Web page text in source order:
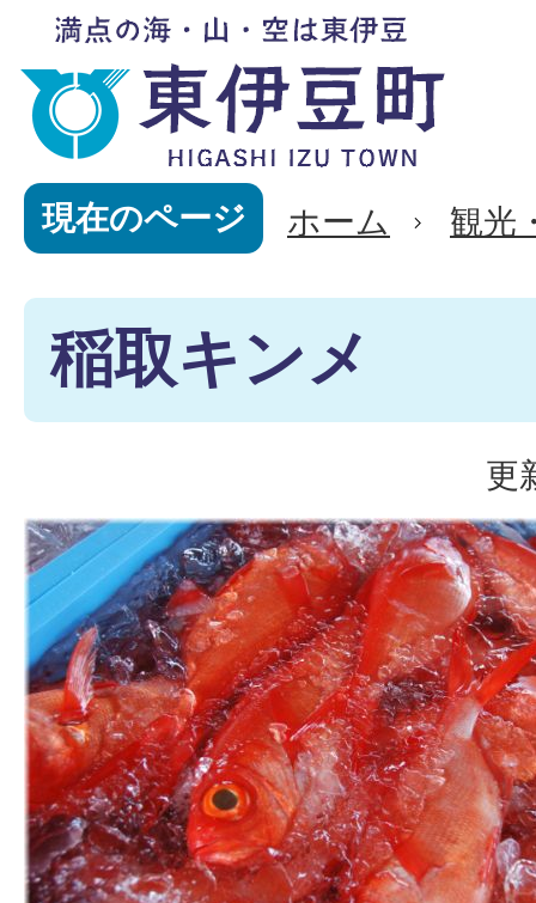
現在のページ ホーム 観光
稲取キンメ
更